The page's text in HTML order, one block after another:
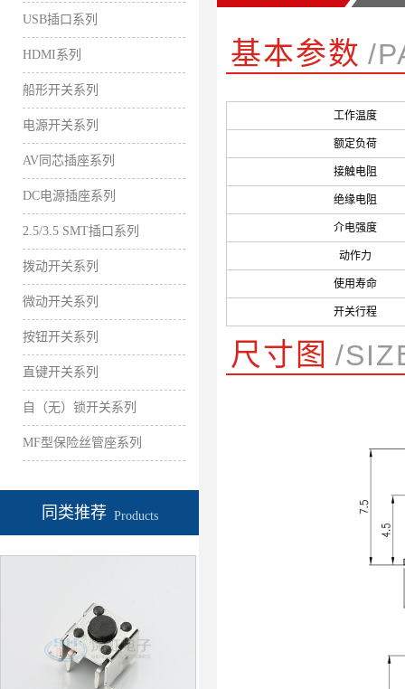
USB插口系列
HDMI系列
船形开关系列
电源开关系列
AV同芯插座系列
DC电源插座系列
2.5/3.5 SMT插口系列
拨动开关系列
微动开关系列
按钮开关系列
直键开关系列
自（无）锁开关系列
MF型保险丝管座系列
同类推荐 Products
基本参数 /
工作温度
额定负荷
接触电阻
绝缘电阻
介电强度
动作力
使用寿命
开关行程
尺寸图 /